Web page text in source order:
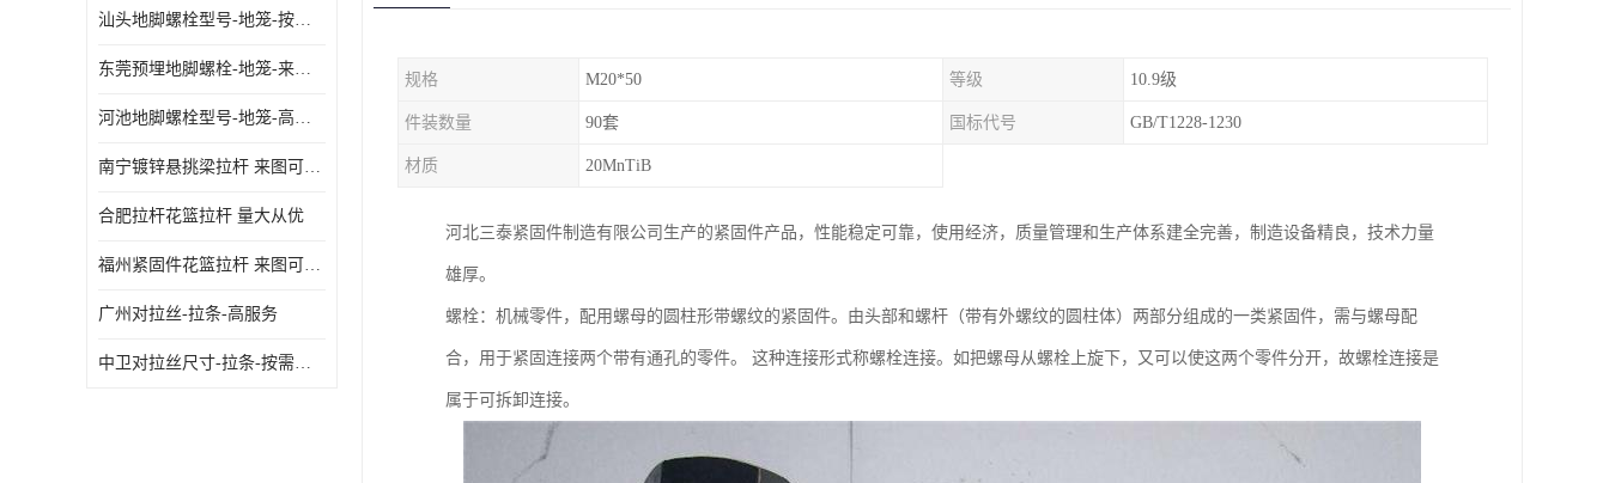
汕头地脚螺栓型号-地笼-按需定制
东莞预埋地脚螺栓-地笼-来图可定制
河池地脚螺栓型号-地笼-高质量
南宁镀锌悬挑梁拉杆 来图可定制
合肥拉杆花篮拉杆 量大从优
福州紧固件花篮拉杆 来图可定制
广州对拉丝-拉条-高服务
中卫对拉丝尺寸-拉条-按需定制
规格 M20*50 等级 10.9级
件装数量 90套 国标代号 GB/T1228-1230
材质 20MnTiB
河北三泰紧固件制造有限公司生产的紧固件产品，性能稳定可靠，使用经济，质量管理和生产体系建全完善，制造设备精良，技术力量
雄厚。
螺栓：机械零件，配用螺母的圆柱形带螺纹的紧固件。由头部和螺杆（带有外螺纹的圆柱体）两部分组成的一类紧固件，需与螺母配
合，用于紧固连接两个带有通孔的零件。 这种连接形式称螺栓连接。如把螺母从螺栓上旋下，又可以使这两个零件分开，故螺栓连接是
属于可拆卸连接。